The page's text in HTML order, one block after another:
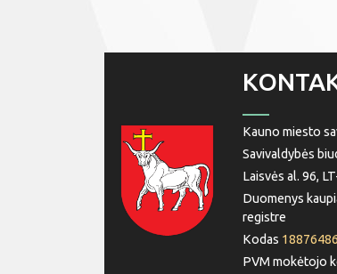
Kauno miesto
Savivaldybės
Laisvės al. 96,
Duomenys
registre
Kodas
PVM mokėtojo